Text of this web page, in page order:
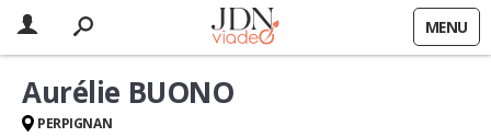
MENU
Aurélie BUONO
PERPIGNAN